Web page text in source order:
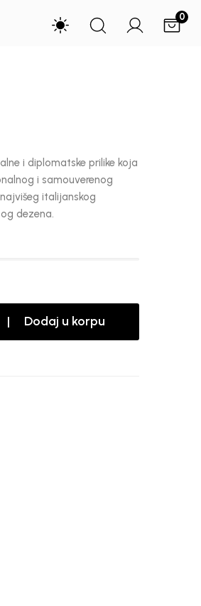
0
i diplomatske prilike koja
i samouverenog
italijanskog
dezena.
RSD | Dodaj u korpu